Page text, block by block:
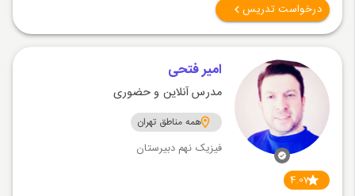
درخواست تدریس
4.07
امیر فتحی
مدرس آنلاین و حضوری
همه مناطق تهران
فیزیک نهم دبیرستان